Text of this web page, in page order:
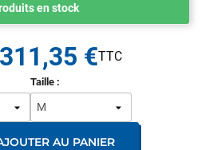
en stock
Taille :
311,35 €
AU PANIER